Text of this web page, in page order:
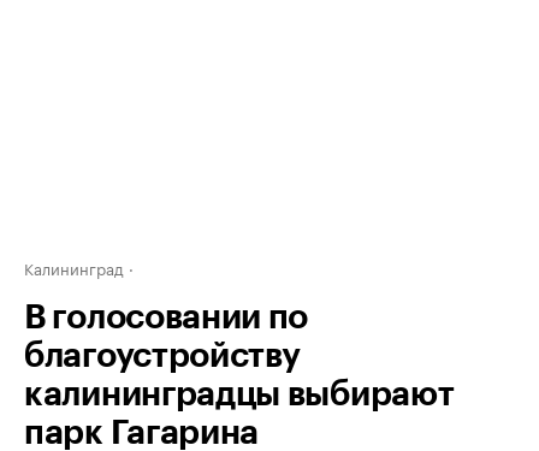
Калининград
В голосовании по
благоустройству
калининградцы выбирают
парк Гагарина